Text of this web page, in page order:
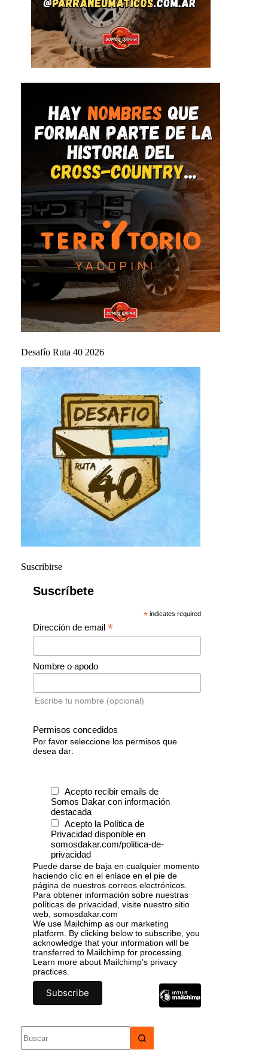
Desafío Ruta 40 2026
Suscribirse
Suscríbete
* indicates required
Dirección de email *
Nombre o apodo
Escribe tu nombre (opcional)
Permisos concedidos
Por favor seleccione los permisos que
desea dar:
Acepto recibir emails de
Somos Dakar con información
destacada
Acepto la Política de
Privacidad disponible en
somosdakar.com/politica-de-
privacidad
Puede darse de baja en cualquier momento
haciendo clic en el enlace en el pie de
página de nuestros correos electrónicos.
Para obtener información sobre nuestras
políticas de privacidad, visite nuestro sitio
web, somosdakar.com
We use Mailchimp as our marketing
platform. By clicking below to subscribe, you
acknowledge that your information will be
transferred to Mailchimp for processing.
Learn more about Mailchimp's privacy
practices.